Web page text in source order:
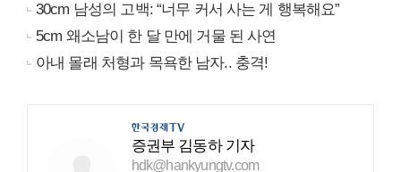
30cm 남성의 고백: “너무 커서 사는 게 행복해요”
5cm 왜소남이 한 달 만에 거물 된 사연
아내 몰래 처형과 목욕한 남자.. 충격!
증권부 김동하 기자
hdk@hankyungtv.com